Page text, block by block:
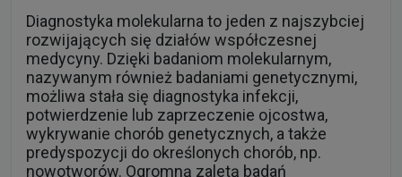
nazywanym również badaniami genetycznymi,
możliwa stała się diagnostyka infekcji,
potwierdzenie lub zaprzeczenie ojcostwa,
wykrywanie chorób genetycznych, a także
predyspozycji do określonych chorób, np.
nowotworów. Ogromną zaletą badań
molekularnych jest ich bardzo wysoka czułość i
specyficzność.